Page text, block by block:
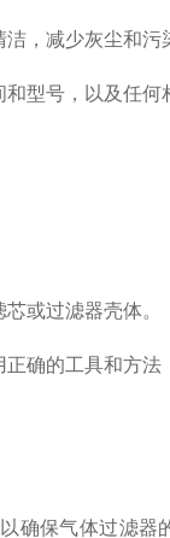
减少灰尘和污
号，以及任何
或过滤器壳体。
的工具和方法
保气体过滤器